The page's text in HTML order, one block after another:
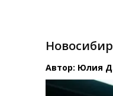
Автор: Юлия